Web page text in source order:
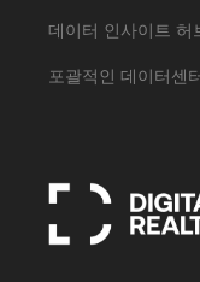
데이터 인사이트 허
포괄적인 데이터센